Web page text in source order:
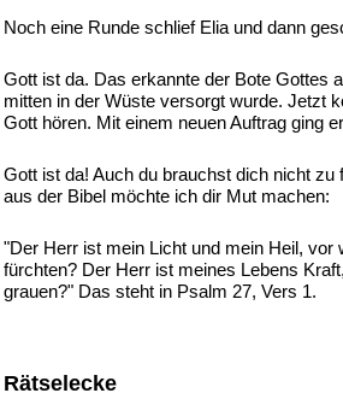
Noch eine Runde schlief Elia und dann
Gott ist da. Das erkannte der Bote Gottes
mitten in der Wüste versorgt wurde. Jetzt
Gott hören. Mit einem neuen Auftrag ging
Gott ist da! Auch du brauchst dich nicht zu
aus der Bibel möchte ich dir Mut machen:
"Der Herr ist mein Licht und mein Heil, vor
fürchten? Der Herr ist meines Lebens
grauen?" Das steht in Psalm 27, Vers 1.
Rätselecke